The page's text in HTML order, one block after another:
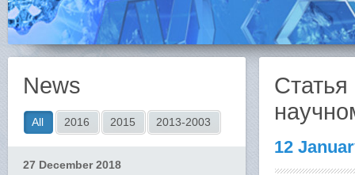
News
All 2016 2015 2013-2003
27 December 2018
12